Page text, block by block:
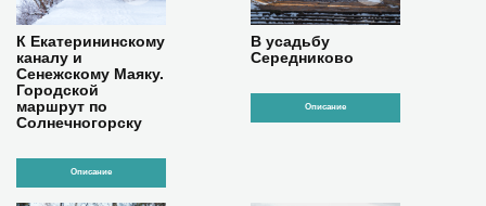
К Екатерининскому
каналу и
Сенежскому Маяку.
Городской
маршрут по
Солнечногорску
Описание
В усадьбу
Середниково
Описание